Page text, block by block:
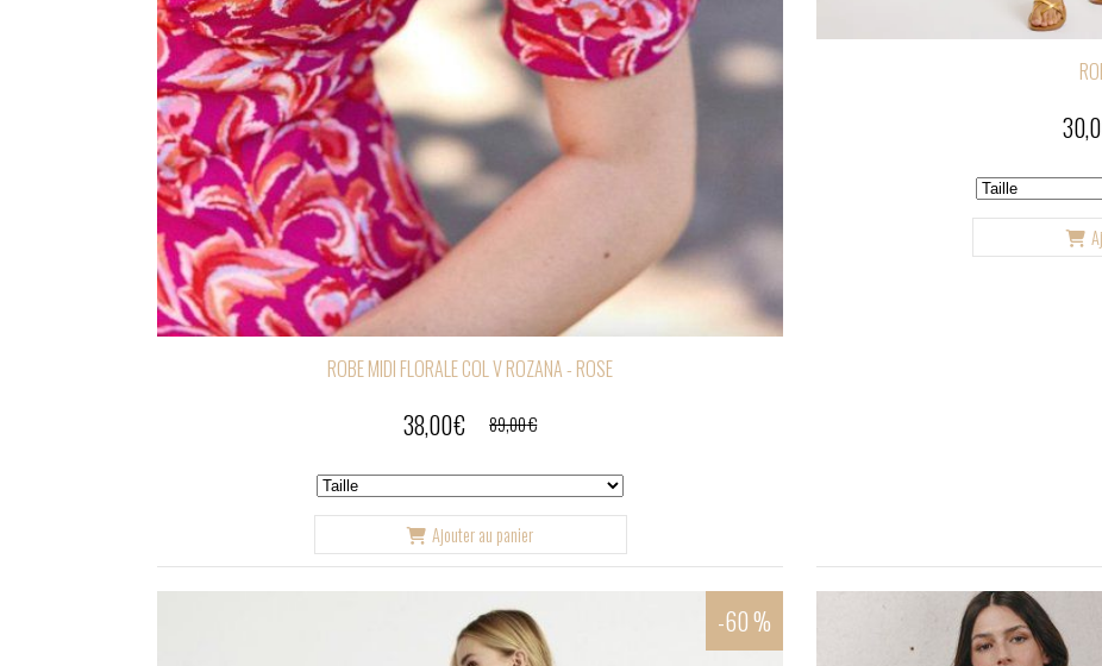
ROBE MIDI FLORALE COL V ROZANA - ROSE
38,00€ 89,00€
Ajouter au panier
-60 %